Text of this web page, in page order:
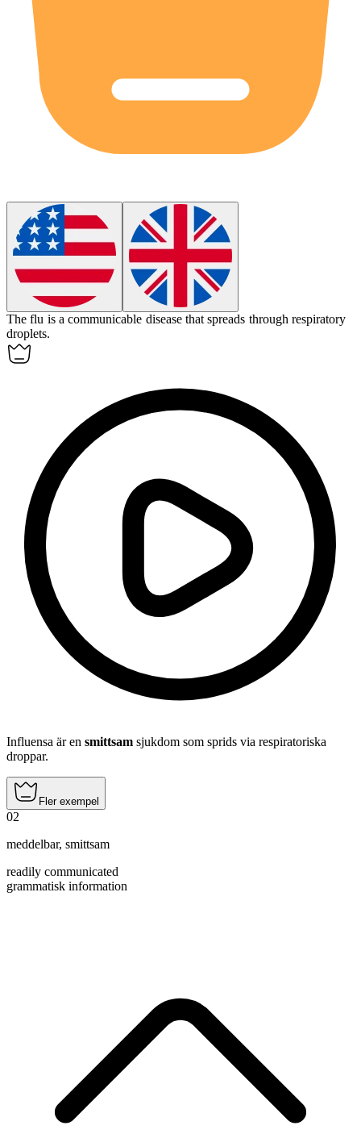
The flu is a communicable disease that spreads through respiratory
droplets.
Influensa är en smittsam sjukdom som sprids via respiratoriska
droppar.
Fler exempel
02
meddelbar, smittsam
readily communicated
grammatisk information